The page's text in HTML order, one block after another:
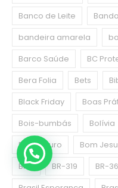
Banco de Leite
bandeira amarela
Barco Saúde
BC
Bera Folia
Bets
Black Friday
Boas
Bois-bumbás
Bolívia
Bom Futuro
Bom
BPC
BR-319 BR-